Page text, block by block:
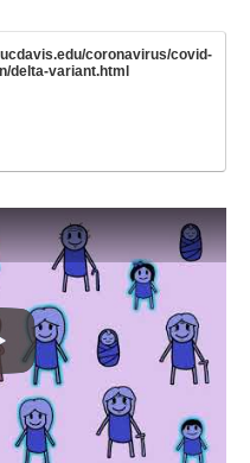
coronavirus/covid-
delta-variant.html